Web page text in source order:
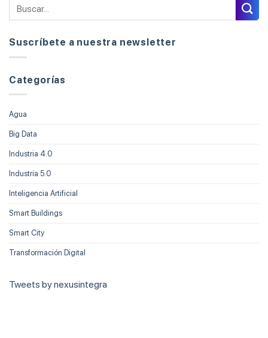
Suscríbete a nuestra newsletter
Categorías
Agua
Big Data
Industria 4.0
Industria 5.0
Inteligencia Artificial
Smart Buildings
Smart City
Transformación Digital
Tweets by nexusintegra